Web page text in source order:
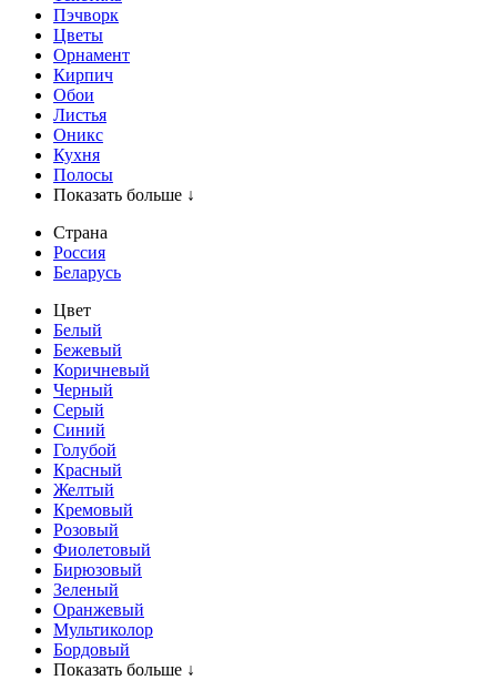
Пэчворк
Цветы
Орнамент
Кирпич
Обои
Листья
Оникс
Кухня
Полосы
Показать больше ↓
Страна
Россия
Беларусь
Цвет
Белый
Бежевый
Коричневый
Черный
Серый
Синий
Голубой
Красный
Желтый
Кремовый
Розовый
Фиолетовый
Бирюзовый
Зеленый
Оранжевый
Мультиколор
Бордовый
Показать больше ↓